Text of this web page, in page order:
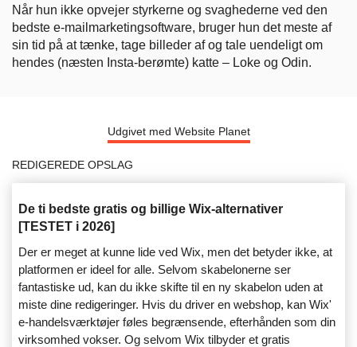
Når hun ikke opvejer styrkerne og svaghederne ved den
bedste e-mailmarketingsoftware, bruger hun det meste af
sin tid på at tænke, tage billeder af og tale uendeligt om
hendes (næsten Insta-berømte) katte – Loke og Odin.
Udgivet med Website Planet
REDIGEREDE OPSLAG
De ti bedste gratis og billige Wix-alternativer
[TESTET i 2026]
Der er meget at kunne lide ved Wix, men det betyder ikke, at
platformen er ideel for alle. Selvom skabelonerne ser
fantastiske ud, kan du ikke skifte til en ny skabelon uden at
miste dine redigeringer. Hvis du driver en webshop, kan Wix'
e-handelsværktøjer føles begrænsende, efterhånden som din
virksomhed vokser. Og selvom Wix tilbyder et gratis